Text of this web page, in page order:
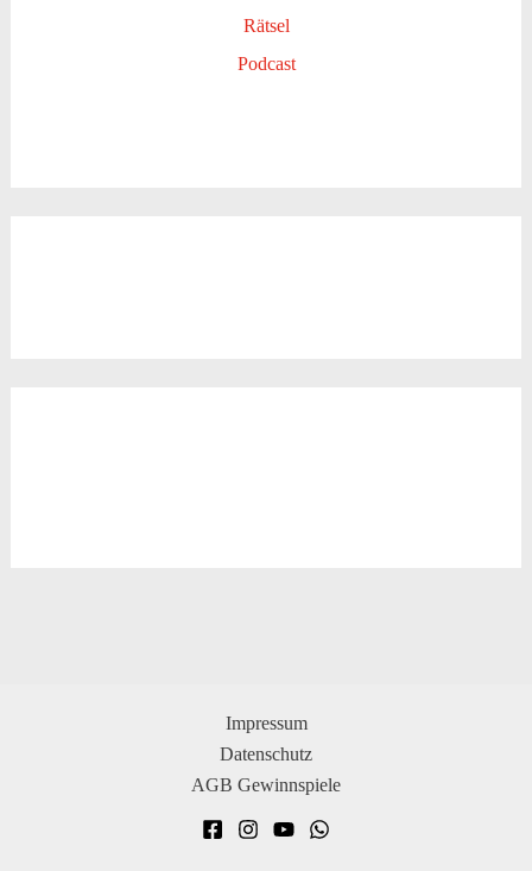
Rätsel
Podcast
Impressum
Datenschutz
AGB Gewinnspiele